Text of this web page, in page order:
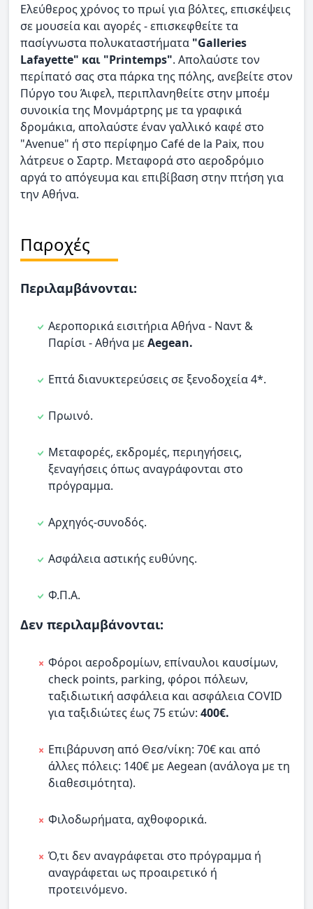
Ελεύθερος χρόνος το πρωί για βόλτες, επισκέψεις
σε μουσεία και αγορές - επισκεφθείτε τα
πασίγνωστα πολυκαταστήματα "Galleries
Lafayette" και "Printemps". Απολαύστε τον
περίπατό σας στα πάρκα της πόλης, ανεβείτε στον
Πύργο του Άιφελ, περιπλανηθείτε στην μποέμ
συνοικία της Μονμάρτρης με τα γραφικά
δρομάκια, απολαύστε έναν γαλλικό καφέ στο
"Avenue" ή στο περίφημο Café de la Paix, που
λάτρευε ο Σαρτρ. Μεταφορά στο αεροδρόμιο
αργά το απόγευμα και επιβίβαση στην πτήση για
την Αθήνα.
Παροχές
Περιλαμβάνονται:
Αεροπορικά εισιτήρια Αθήνα - Ναντ &
Παρίσι - Αθήνα μεAegean.
Επτά διανυκτερεύσεις σε ξενοδοχεία 4*.
Πρωινό.
Μεταφορές, εκδρομές, περιηγήσεις,
ξεναγήσεις όπως αναγράφονται στο
πρόγραμμα.
Αρχηγός-συνοδός.
Ασφάλεια αστικής ευθύνης.
Φ.Π.Α.
Δεν περιλαμβάνονται:
Φόροι αεροδρομίων, επίναυλοι καυσίμων,
check points, parking, φόροι πόλεων,
ταξιδιωτική ασφάλεια και ασφάλεια COVID
για ταξιδιώτες έως 75 ετών: 400€.
Επιβάρυνση από Θεσ/νίκη: 70€ και από
άλλες πόλεις: 140€ με Aegean (ανάλογα με τη
διαθεσιμότητα).
Φιλοδωρήματα, αχθοφορικά.
Ό,τι δεν αναγράφεται στο πρόγραμμα ή
αναγράφεται ως προαιρετικό ή
προτεινόμενο.